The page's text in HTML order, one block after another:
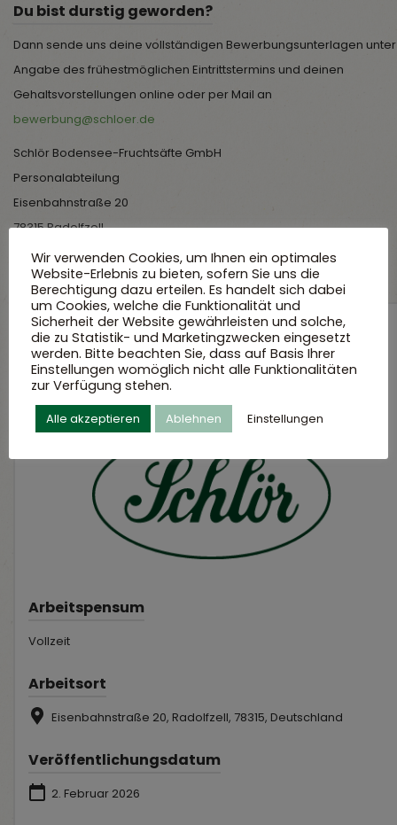
Du bist durstig geworden?
Dann sende uns deine vollständigen Bewerbungsunterlagen unter
Angabe des frühestmöglichen Eintrittstermins und deinen
Gehaltsvorstellungen online oder per Mail an
bewerbung@schloer.de
Schlör Bodensee-Fruchtsäfte GmbH
Personalabteilung
Eisenbahnstraße 20
78315 Radolfzell
Arbeitgeber
Arbeitspensum
Vollzeit
Arbeitsort
Eisenbahnstraße 20, Radolfzell, 78315, Deutschland
Veröffentlichungsdatum
2. Februar 2026
Wir verwenden Cookies, um Ihnen ein optimales
Website-Erlebnis zu bieten, sofern Sie uns die
Berechtigung dazu erteilen. Es handelt sich dabei
um Cookies, welche die Funktionalität und
Sicherheit der Website gewährleisten und solche,
die zu Statistik- und Marketingzwecken eingesetzt
werden. Bitte beachten Sie, dass auf Basis Ihrer
Einstellungen womöglich nicht alle Funktionalitäten
zur Verfügung stehen.
Alle akzeptieren Ablehnen Einstellungen